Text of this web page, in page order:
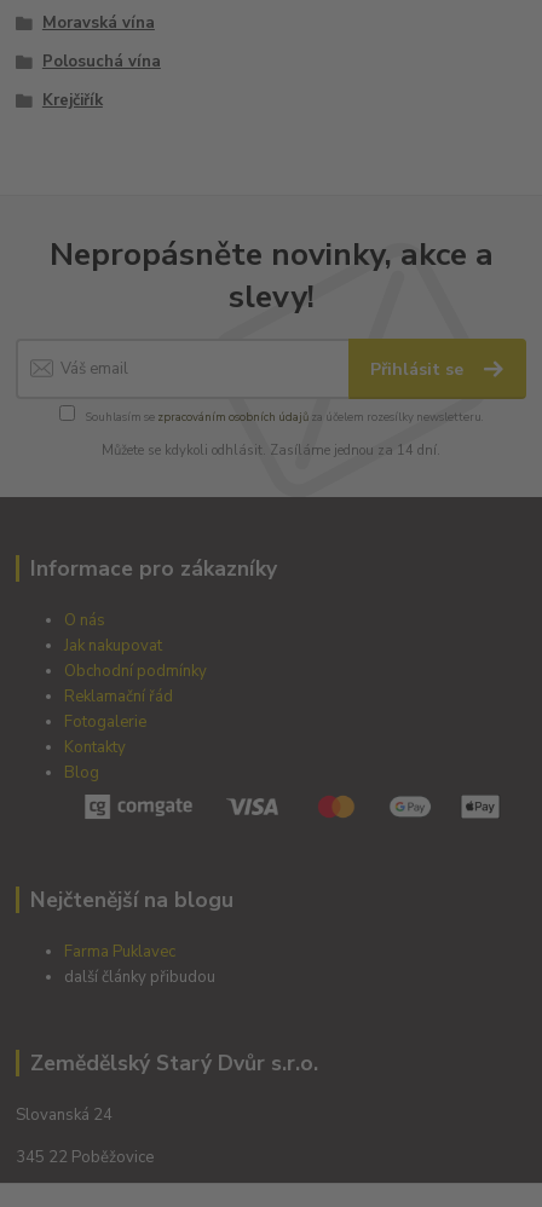
Moravská vína
Polosuchá vína
Krejčiřík
Nepropásněte novinky, akce a
slevy!
Přihlásit se
Souhlasím se zpracováním osobních údajůza účelem rozesílky newsletteru.
Můžete se kdykoli odhlásit. Zasíláme jednou za 14 dní.
Informace pro zákazníky
O nás
Jak nakupovat
Obchodní podmínky
Reklamační řád
Fotogalerie
Kontakty
Blog
Nejčtenější na blogu
Farma Puklavec
další články přibudou
Zemědělský Starý Dvůr s.r.o.
Slovanská 24
345 22 Poběžovice